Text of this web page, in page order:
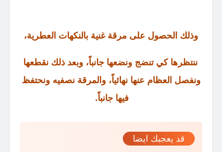
وذلك الحصول على مرقة غنية بالنكهات العطرية،
ننتظرها كي تنضج ونضعها جانباً، وبعد ذلك نقطعها
ونفصل العظام عنها نهائياً، والمرقة نصفيه ونحتفظ
فيها جانباً.
قد يعجبك ايضا